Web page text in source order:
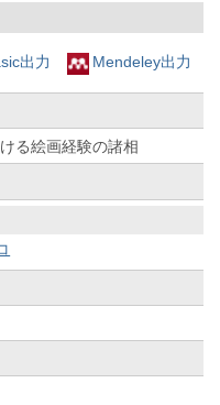
出力 Mendeley出力
る絵画経験の諸相